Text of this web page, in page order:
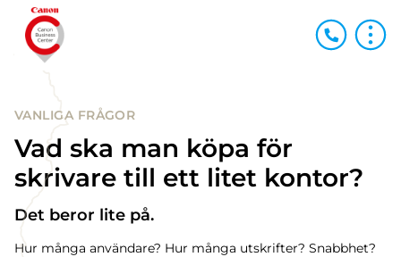
VANLIGA FRÅGOR
Vad ska man köpa för
skrivare till ett litet kontor?
Det beror lite på.
Hur många användare? Hur många utskrifter? Snabbhet?